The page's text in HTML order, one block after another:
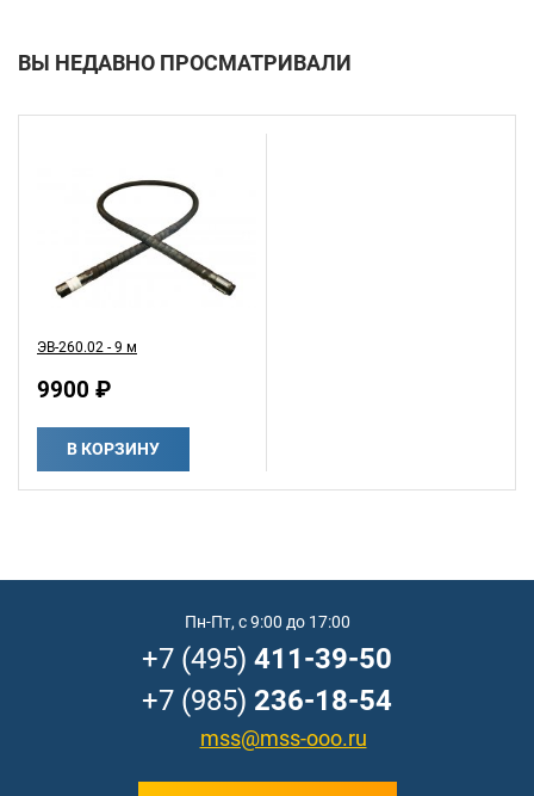
ВЫ НЕДАВНО ПРОСМАТРИВАЛИ
ЭВ-260.02 - 9 м
9900 ₽
В КОРЗИНУ
Пн-Пт, с 9:00 до 17:00
+7 (495) 411-39-50
+7 (985) 236-18-54
mss@mss-ooo.ru